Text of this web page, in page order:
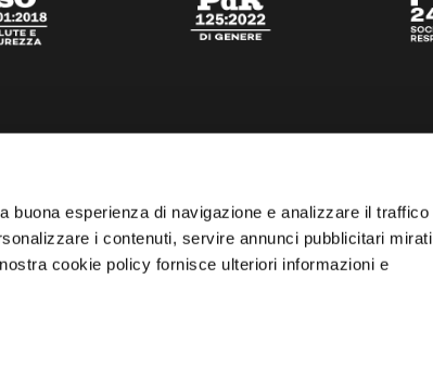
buona esperienza di navigazione e analizzare il traffico
i contenuti, servire annunci pubblicitari mirati
cookie policy fornisce ulteriori informazioni e